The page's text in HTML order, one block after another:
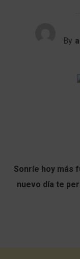
By
Sonríe hoy más
nuevo día te